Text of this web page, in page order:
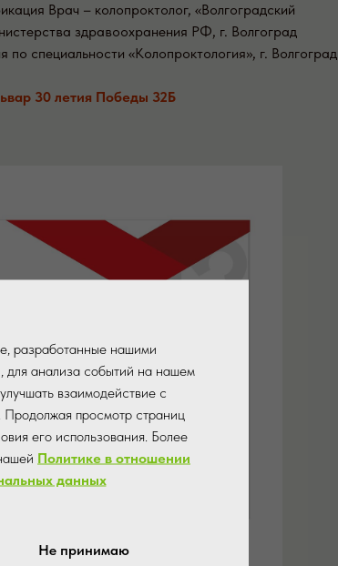
разработанные нашими
для анализа событий на нашем
взаимодействие с
Продолжая просмотр страниц
его использования. Более
Политике в отношении
данных
Не принимаю
Врач – колопроктолог, «Волгоградский
здравоохранения РФ, г. Волгоград
специальности «Колопроктология», г. Волгоград
30 летия Победы 32Б